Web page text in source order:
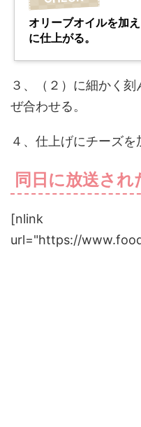
オリーブオイルを加
に仕上がる。
３、（２）に細かく
ぜ合わせる。
４、仕上げにチーズを
同日に放送さ
[nlink
url="https://